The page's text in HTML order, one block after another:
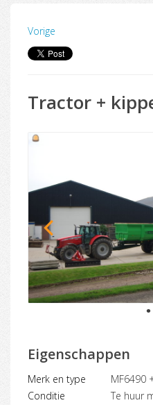
Vorige
Tractor +
1
Eigenschappen
Merk en type
MF6490
Conditie
Te huur